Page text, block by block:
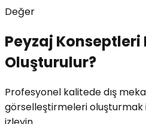
Değer
Peyzaj Konseptleri
Oluşturulur?
Profesyonel kalitede dış
görselleştirmeleri oluşturmak